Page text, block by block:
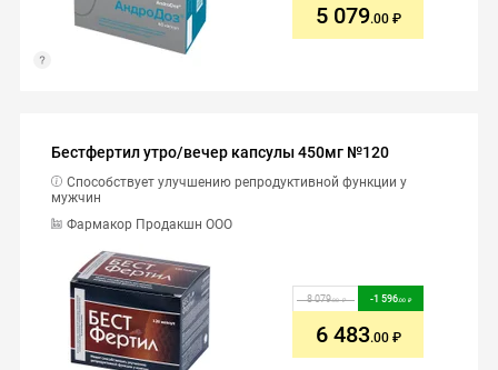
5 079.00
Бестфертил утро/вечер капсулы 450мг №120
Фармакор Продакшн ООО
Способствует улучшению репродуктивной функции у
мужчин
8 079.00 -1 596.00
6 483.00